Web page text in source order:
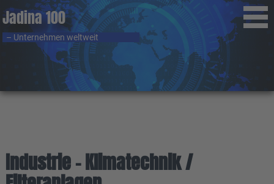
Jadina 100
– Unternehmen weltweit
Industrie - Klimatechnik /